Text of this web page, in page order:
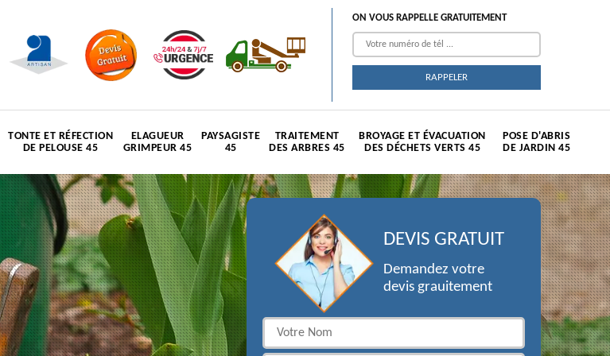
ON VOUS RAPPELLE GRATUITEMENT
TONTE ET RÉFECTION
DE PELOUSE 45
ELAGUEUR
GRIMPEUR 45
PAYSAGISTE
45
TRAITEMENT
DES ARBRES 45
BROYAGE ET ÉVACUATION
DES DÉCHETS VERTS 45
POSE D'ABRIS
DE JARDIN 45
DEVIS GRATUIT
Demandez votre
devis grauitement